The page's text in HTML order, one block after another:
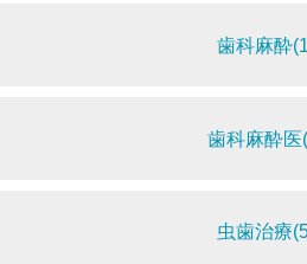
歯科麻酔
歯科麻酔医
虫歯治療